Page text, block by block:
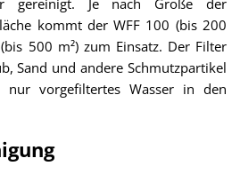
kommt der WFF 100 (bis 200
500 m²) zum Einsatz. Der Filter
Sand und andere Schmutzpartikel
vorgefiltertes Wasser in den